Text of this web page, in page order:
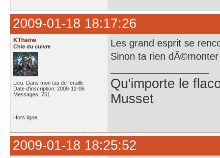
2009-01-18 18:17:26
KThaine
Chie du cuivre
Lieu: Dans mon tas de feraille
Date d'inscription: 2008-12-06
Messages: 751
Les grand esprit se
Sinon ta rien
Qu'importe le
Musset
Hors ligne
2009-01-18 18:25:52